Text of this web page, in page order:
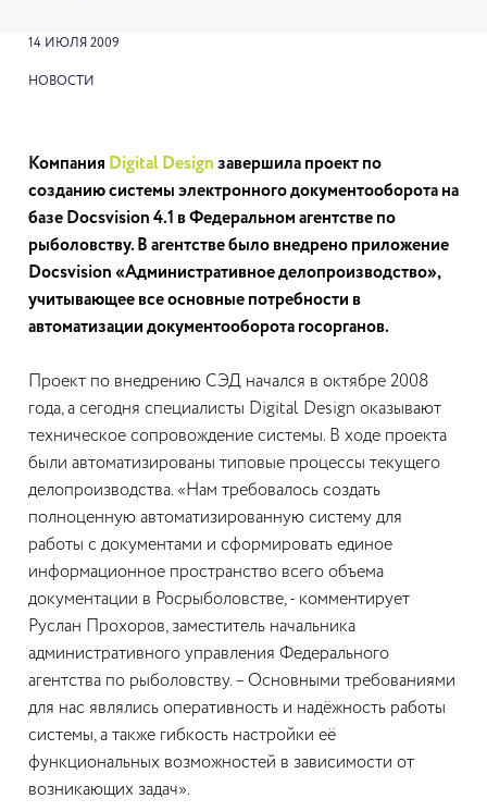
14 ИЮЛЯ 2009
НОВОСТИ
Компания Digital Design завершила проект по
созданию системы электронного документооборота на
базе Docsvision 4.1 в Федеральном агентстве по
рыболовству. В агентстве было внедрено приложение
Docsvision «Административное делопроизводство»,
учитывающее все основные потребности в
автоматизации документооборота госорганов.
Проект по внедрению СЭД начался в октябре 2008
года, а сегодня специалисты Digital Design оказывают
техническое сопровождение системы. В ходе проекта
были автоматизированы типовые процессы текущего
делопроизводства. «Нам требовалось создать
полноценную автоматизированную систему для
работы с документами и сформировать единое
информационное пространство всего объема
документации в Росрыболовстве, - комментирует
Руслан Прохоров, заместитель начальника
административного управления Федерального
агентства по рыболовству. – Основными требованиями
для нас являлись оперативность и надёжность работы
системы, а также гибкость настройки её
функциональных возможностей в зависимости от
возникающих задач».